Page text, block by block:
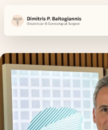
ΥΠΗΡΕΣΊΕΣ
Γυναικολογία
Μαιευτική